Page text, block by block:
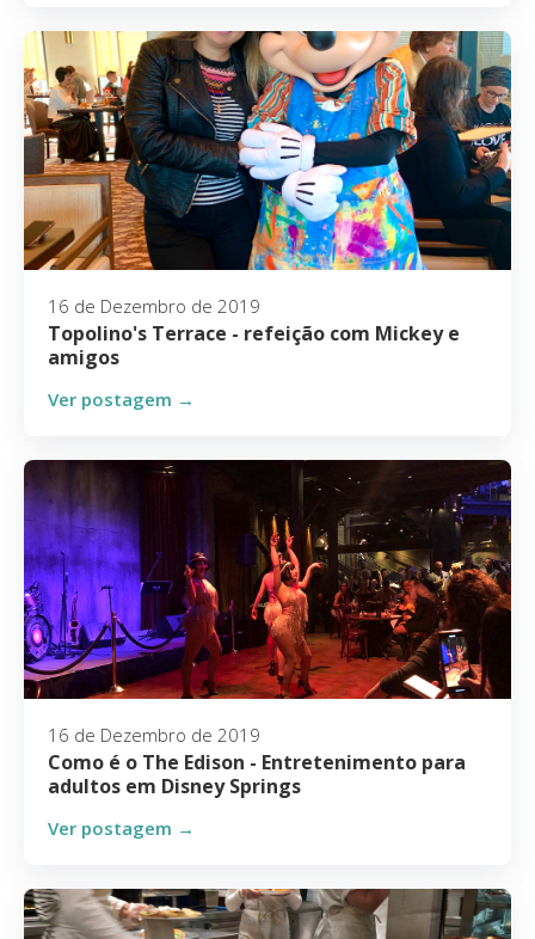
16 de Dezembro de 2019
Topolino's Terrace - refeição com Mickey e
amigos
Ver postagem →
16 de Dezembro de 2019
Como é o The Edison - Entretenimento para
adultos em Disney Springs
Ver postagem →